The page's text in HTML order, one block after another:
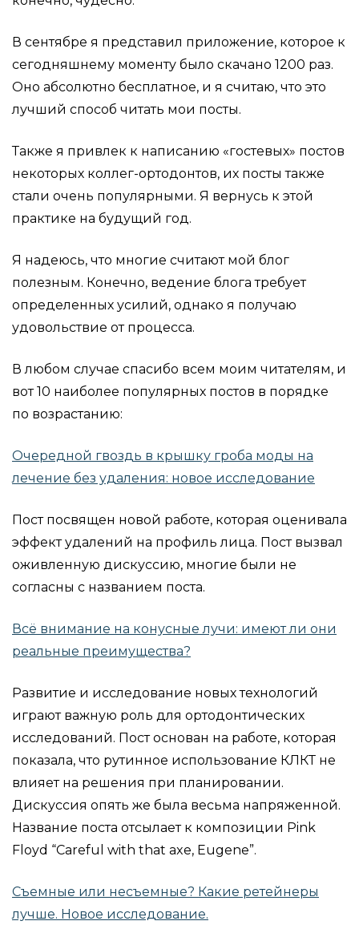
В сентябре я представил приложение, которое к
сегодняшнему моменту было скачано 1200 раз.
Оно абсолютно бесплатное, и я считаю, что это
лучший способ читать мои посты.
Также я привлек к написанию «гостевых» постов
некоторых коллег-ортодонтов, их посты также
стали очень популярными. Я вернусь к этой
практике на будущий год.
Я надеюсь, что многие считают мой блог
полезным. Конечно, ведение блога требует
определенных усилий, однако я получаю
удовольствие от процесса.
В любом случае спасибо всем моим читателям, и
вот 10 наиболее популярных постов в порядке
по возрастанию:
Очередной гвоздь в крышку гроба моды на
лечение без удаления: новое исследование
Пост посвящен новой работе, которая оценивала
эффект удалений на профиль лица. Пост вызвал
оживленную дискуссию, многие были не
согласны с названием поста.
Всё внимание на конусные лучи: имеют ли они
реальные преимущества?
Развитие и исследование новых технологий
играют важную роль для ортодонтических
исследований. Пост основан на работе, которая
показала, что рутинное использование КЛКТ не
влияет на решения при планировании.
Дискуссия опять же была весьма напряженной.
Название поста отсылает к композиции Pink
Floyd “Careful with that axe, Eugene”.
Съемные или несъемные? Какие ретейнеры
лучше. Новое исследование.